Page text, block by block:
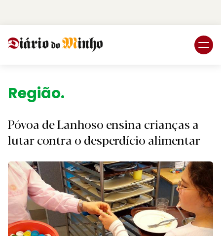
Região.
Póvoa de Lanhoso ensina crianças a
lutar contra o desperdício alimentar